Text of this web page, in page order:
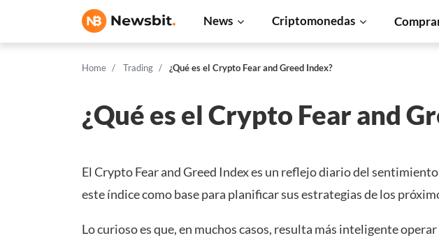
News Criptomonedas
Home Trading ¿Qué es el Crypto Fear and Greed Index?
¿Qué es el Crypto Fear and
El Crypto Fear and Greed Index es un reflejo diario del
este índice como base para planificar sus estrategias de los
Lo curioso es que, en muchos casos, resulta más inteligente